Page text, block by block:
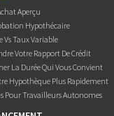
Aperçu
Hypothécaire
Vs Taux Variable
Votre Rapport De Crédit
La Durée Qui Vous Convient
Hypothèque Plus Rapidement
Pour Travailleurs Autonomes